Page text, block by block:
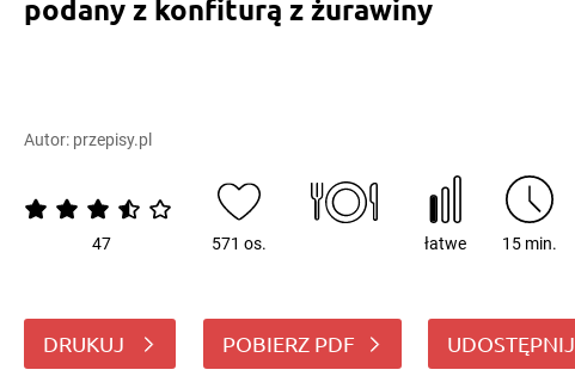
podany z konfiturą z żurawiny
Autor: przepisy.pl
47 571 os. łatwe 15 min.
DRUKUJ POBIERZ PDF UDOSTĘPNIJ